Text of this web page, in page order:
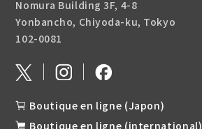
Nomura Building 3F, 4-8
Yonbancho, Chiyoda-ku, Tokyo
102-0081
Boutique en ligne (Japon)
Boutique en ligne (international)